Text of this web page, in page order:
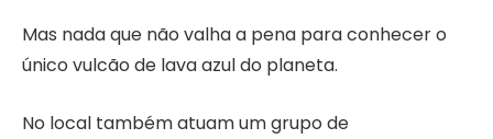
Mas nada que não valha a pena para conhecer o
único vulcão de lava azul do planeta.
No local também atuam um grupo de